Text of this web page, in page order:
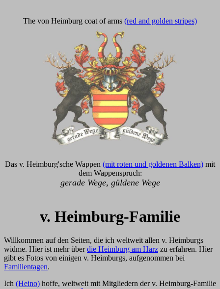
The von Heimburg coat of arms (red and golden stripes)
Das v. Heimburg'sche Wappen (mit roten und goldenen Balken) mit
dem Wappenspruch:
gerade Wege, güldene Wege
v. Heimburg-Familie
Willkommen auf den Seiten, die ich weltweit allen v. Heimburgs
widme. Hier ist mehr überdie Heimburg am Harz zu erfahren. Hier
gibt es Fotos von einigen v. Heimburgs, aufgenommen bei
Familientagen.
Ich (Heino) hoffe, weltweit mit Mitgliedern der v. Heimburg-Familie